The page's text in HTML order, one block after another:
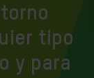
tipo
y para